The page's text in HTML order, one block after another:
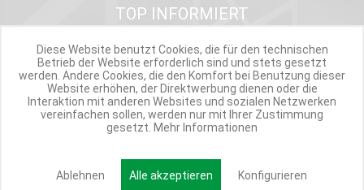
TOP INFORMIERT
Werde Teil der Miweba Community!
Verpasse nie wieder exklusive Newsletter-Rabatte und Aktionen
E-MAIL*
Diese Website benutzt Cookies, die für den technischen
Betrieb der Website erforderlich sind und stets gesetzt
werden. Andere Cookies, die den Komfort bei Benutzung dieser
Website erhöhen, der Direktwerbung dienen oder die
Interaktion mit anderen Websites und sozialen Netzwerken
vereinfachen sollen, werden nur mit Ihrer Zustimmung
gesetzt. Mehr Informationen
Ablehnen Alle akzeptieren Konfigurieren